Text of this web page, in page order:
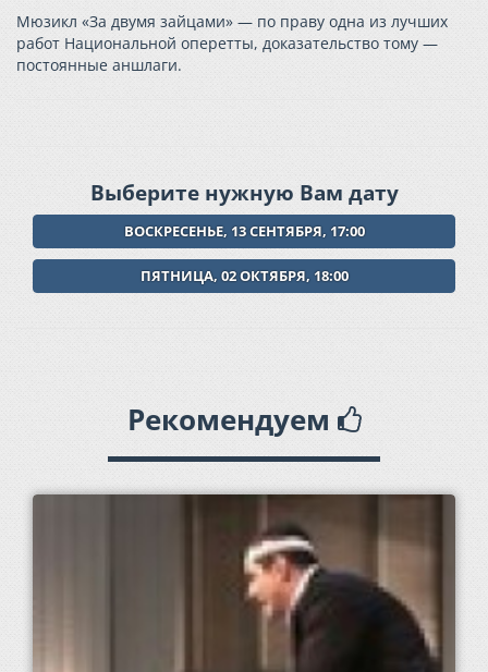
Мюзикл «За двумя зайцами» — по праву одна из лучших
работ Национальной оперетты, доказательство тому —
постоянные аншлаги.
Выберите нужную Вам дату
ВОСКРЕСЕНЬЕ, 13 СЕНТЯБРЯ, 17:00
ПЯТНИЦА, 02 ОКТЯБРЯ, 18:00
Рекомендуем